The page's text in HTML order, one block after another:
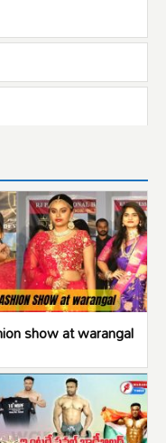
show at warangal